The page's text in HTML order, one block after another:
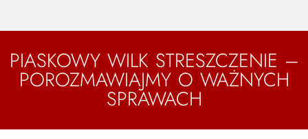
PIASKOWY WILK STRESZCZENIE –
POROZMAWIAJMY O WAŻNYCH
SPRAWACH